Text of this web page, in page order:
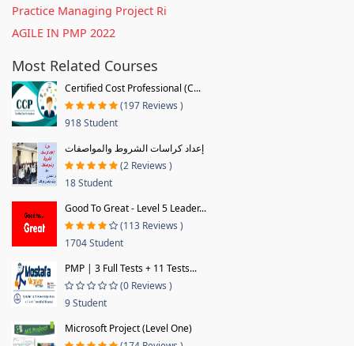
Practice Managing Project Ri
AGILE IN PMP 2022
Most Related Courses
Certified Cost Professional (C...
(197 Reviews )
918 Student
إعداد كراسات الشروط والمواصفات
(2 Reviews )
18 Student
Good To Great - Level 5 Leader...
(113 Reviews )
1704 Student
PMP | 3 Full Tests + 11 Tests...
(0 Reviews )
9 Student
Microsoft Project (Level One)